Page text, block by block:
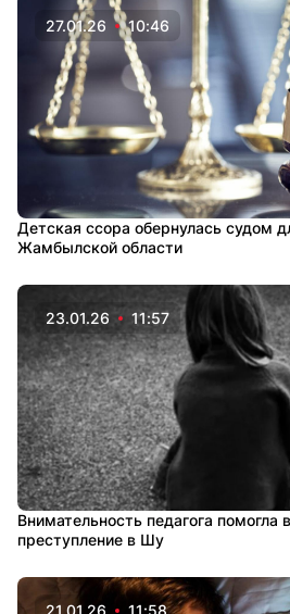
27.01.26 10:46
Детская ссора обернулась судом
Жамбылской области
23.01.26 11:57
Внимательность педагога помогла
преступление в Шу
21.01.26 11:58